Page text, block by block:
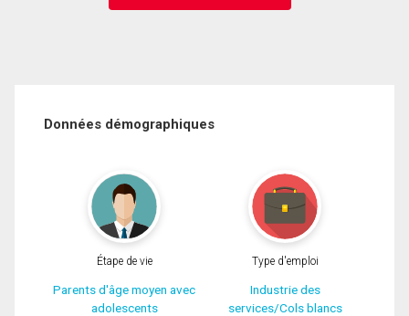
Données démographiques
Étape de vie
Parents d'âge moyen avec
adolescents
Type d'emploi
Industrie des
services/Cols blancs